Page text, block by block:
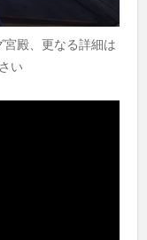
殿、更なる詳細は
い